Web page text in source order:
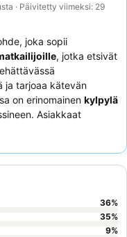
· Päivitetty viimeksi: 29
joka sopii
, jotka etsivät
ja tarjoaa kätevän
on erinomainen kylpylä
Asiakkaat
36%
35%
9%